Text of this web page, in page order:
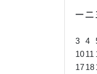
一 二
3
4
1011
17 18